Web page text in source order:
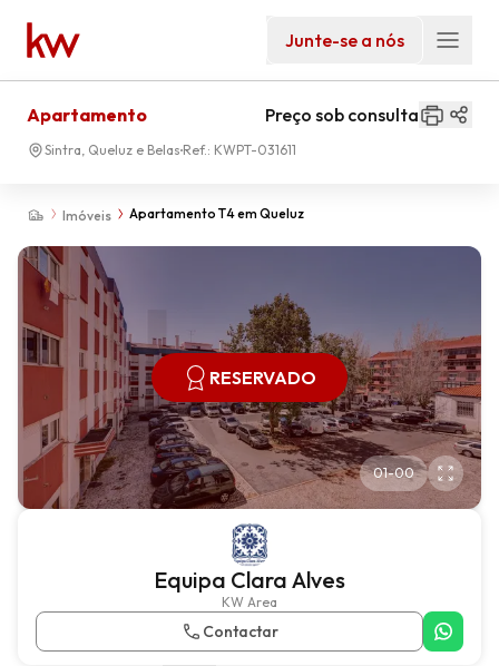
Junte-se a nós
Imóveis Apartamento T4 em Queluz
Apartamento Preço sob consulta
Sintra, Queluz e Belas Ref.: KWPT-031611
RESERVADO
01-00
Equipa Clara Alves
KW Area
Contactar